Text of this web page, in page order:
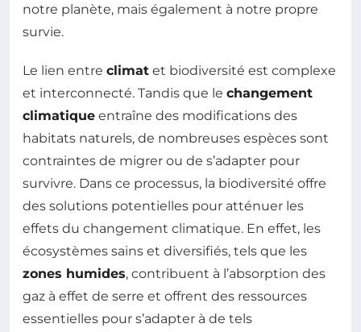
notre planète, mais également à notre propre
survie.
Le lien entre climat et biodiversité est complexe
et interconnecté. Tandis que le changement
climatique entraîne des modifications des
habitats naturels, de nombreuses espèces sont
contraintes de migrer ou de s’adapter pour
survivre. Dans ce processus, la biodiversité offre
des solutions potentielles pour atténuer les
effets du changement climatique. En effet, les
écosystèmes sains et diversifiés, tels que les
zones humides, contribuent à l’absorption des
gaz à effet de serre et offrent des ressources
essentielles pour s’adapter à de tels